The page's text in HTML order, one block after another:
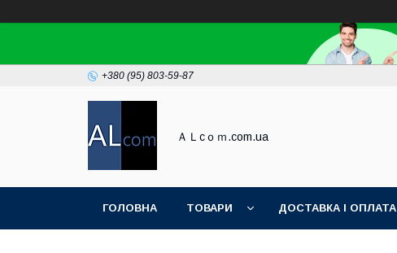
+380 (95) 803-59-87
ＡＬcｏｍ.com.ua
ГОЛОВНА ТОВАРИ ДОСТАВКА І ОПЛАТА